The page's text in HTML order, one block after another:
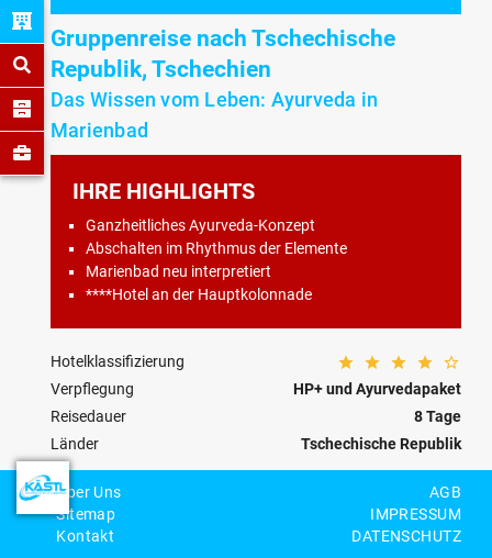
Gruppenreise nach Tschechische
Republik, Tschechien
Das Wissen vom Leben: Ayurveda in
Marienbad
IHRE HIGHLIGHTS
Ganzheitliches Ayurveda-Konzept
Abschalten im Rhythmus der Elemente
Marienbad neu interpretiert
****Hotel an der Hauptkolonnade
Hotelklassifizierung
Verpflegung
HP+ und Ayurvedapaket
Reisedauer
8 Tage
Länder
Tschechische Republik
Kategorie
Gesundheitsreisen
Reisecode
CZ-03-K-0006
Über Uns
Sitemap
Kontakt
AGB
IMPRESSUM
DATENSCHUTZ